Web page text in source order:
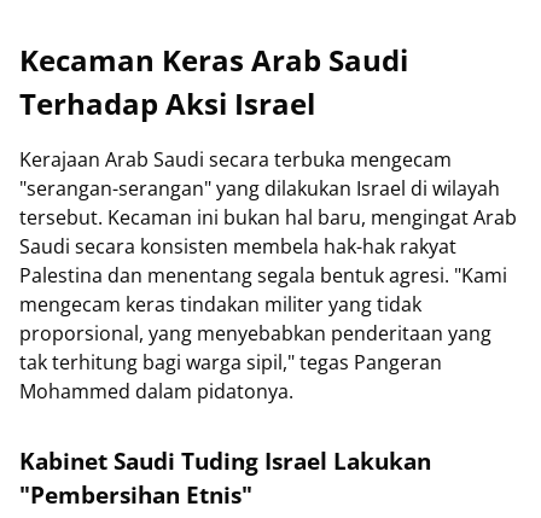
Kecaman Keras Arab Saudi
Terhadap Aksi Israel
Kerajaan Arab Saudi secara terbuka mengecam
"serangan-serangan" yang dilakukan Israel di wilayah
tersebut. Kecaman ini bukan hal baru, mengingat Arab
Saudi secara konsisten membela hak-hak rakyat
Palestina dan menentang segala bentuk agresi. "Kami
mengecam keras tindakan militer yang tidak
proporsional, yang menyebabkan penderitaan yang
tak terhitung bagi warga sipil," tegas Pangeran
Mohammed dalam pidatonya.
Kabinet Saudi Tuding Israel Lakukan
"Pembersihan Etnis"